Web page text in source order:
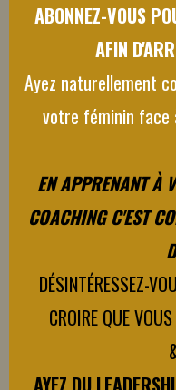
ABONNEZ-VOUS
AFIN
Ayez naturellement
votre féminin face
ENAPPRENANT À
COACHING C'EST
DÉSINTÉRESSEZ-
CROIRE QUE